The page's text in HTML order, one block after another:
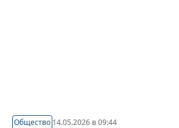
Общество 14.05.2026 в 09:44